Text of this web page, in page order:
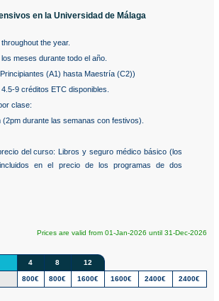
en la Universidad de Málaga
the year.
meses durante todo el año.
(A1) hasta Maestría (C2))
9 créditos ETC disponibles.
clase:
durante las semanas con festivos).
del curso: Libros y seguro médico básico (los
en el precio de los programas de dos
Prices are valid from 01-Jan-2026 until 31-Dec-2026
4 8 12
800€ 800€ 1600€ 1600€ 2400€ 2400€